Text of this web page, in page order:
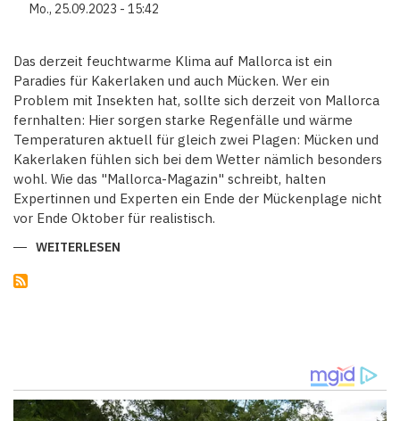
Mo., 25.09.2023 - 15:42
Das derzeit feuchtwarme Klima auf Mallorca ist ein
Paradies für Kakerlaken und auch Mücken. Wer ein
Problem mit Insekten hat, sollte sich derzeit von Mallorca
fernhalten: Hier sorgen starke Regenfälle und wärme
Temperaturen aktuell für gleich zwei Plagen: Mücken und
Kakerlaken fühlen sich bei dem Wetter nämlich besonders
wohl. Wie das "Mallorca-Magazin" schreibt, halten
Expertinnen und Experten ein Ende der Mückenplage nicht
vor Ende Oktober für realistisch.
WEITERLESEN
ENDE
OKTOBER